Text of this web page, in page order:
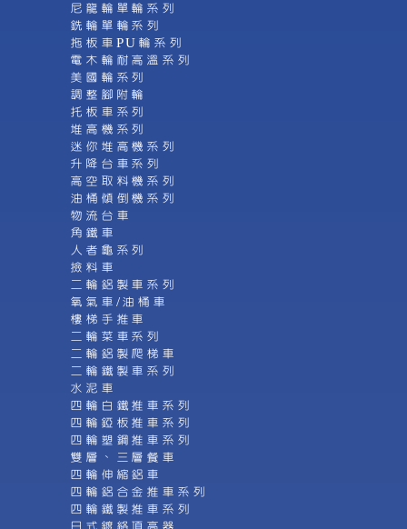
尼龍輪單輪系列
銑輪單輪系列
拖板車PU輪系列
電木輪耐高溫系列
美國輪系列
調整腳附輪
托板車系列
堆高機系列
迷你堆高機系列
升降台車系列
高空取料機系列
油桶傾倒機系列
物流台車
角鐵車
人者龜系列
撿料車
二輪鋁製車系列
氧氣車/油桶車
樓梯手推車
二輪菜車系列
二輪鋁製爬梯車
二輪鐵製車系列
水泥車
四輪白鐵推車系列
四輪錏板推車系列
四輪塑鋼推車系列
雙層、三層餐車
四輪伸縮鋁車
四輪鋁合金推車系列
四輪鐵製推車系列